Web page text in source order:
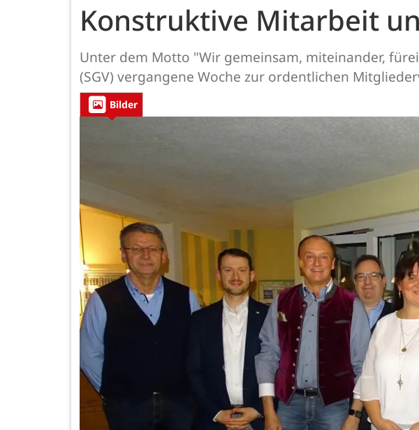
Konstruktive Mitarbeit
Unter dem Motto "Wir gemeinsam, miteinander,
(SGV) vergangene Woche zur ordentlichen
Bilder